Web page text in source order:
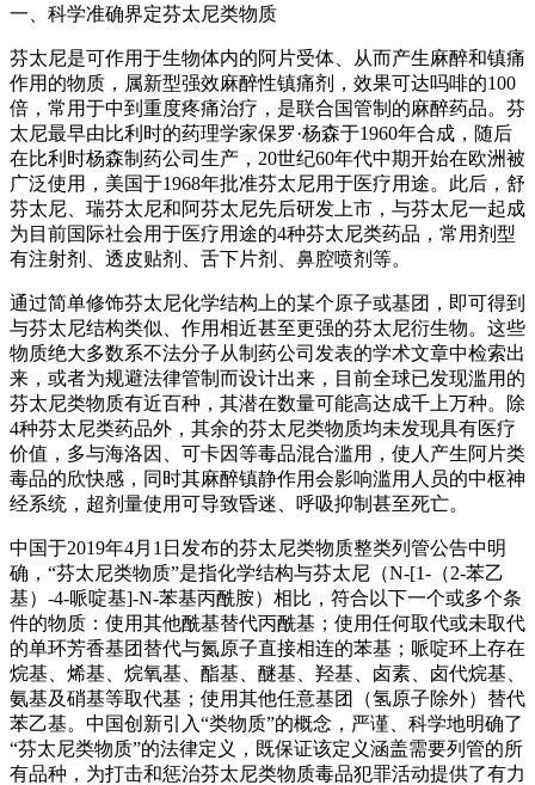
一、科学准确界定芬太尼类物质
芬太尼是可作用于生物体内的阿片受体、从而产生麻醉和镇痛
作用的物质，属新型强效麻醉性镇痛剂，效果可达吗啡的100
倍，常用于中到重度疼痛治疗，是联合国管制的麻醉药品。芬
太尼最早由比利时的药理学家保罗·杨森于1960年合成，随后
在比利时杨森制药公司生产，20世纪60年代中期开始在欧洲被
广泛使用，美国于1968年批准芬太尼用于医疗用途。此后，舒
芬太尼、瑞芬太尼和阿芬太尼先后研发上市，与芬太尼一起成
为目前国际社会用于医疗用途的4种芬太尼类药品，常用剂型
有注射剂、透皮贴剂、舌下片剂、鼻腔喷剂等。
通过简单修饰芬太尼化学结构上的某个原子或基团，即可得到
与芬太尼结构类似、作用相近甚至更强的芬太尼衍生物。这些
物质绝大多数系不法分子从制药公司发表的学术文章中检索出
来，或者为规避法律管制而设计出来，目前全球已发现滥用的
芬太尼类物质有近百种，其潜在数量可能高达成千上万种。除
4种芬太尼类药品外，其余的芬太尼类物质均未发现具有医疗
价值，多与海洛因、可卡因等毒品混合滥用，使人产生阿片类
毒品的欣快感，同时其麻醉镇静作用会影响滥用人员的中枢神
经系统，超剂量使用可导致昏迷、呼吸抑制甚至死亡。
中国于2019年4月1日发布的芬太尼类物质整类列管公告中明
确，“芬太尼类物质”是指化学结构与芬太尼（N-[1-（2-苯乙
基）-4-哌啶基]-N-苯基丙酰胺）相比，符合以下一个或多个条
件的物质：使用其他酰基替代丙酰基；使用任何取代或未取代
的单环芳香基团替代与氮原子直接相连的苯基；哌啶环上存在
烷基、烯基、烷氧基、酯基、醚基、羟基、卤素、卤代烷基、
氨基及硝基等取代基；使用其他任意基团（氢原子除外）替代
苯乙基。中国创新引入“类物质”的概念，严谨、科学地明确了
“芬太尼类物质”的法律定义，既保证该定义涵盖需要列管的所
有品种，为打击和惩治芬太尼类物质毒品犯罪活动提供了有力